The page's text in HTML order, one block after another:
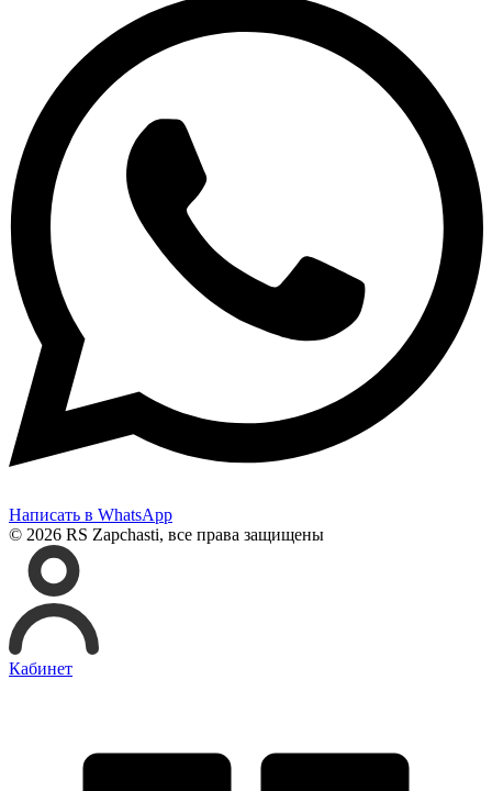
Написать в WhatsApp
© 2026 RS Zapchasti, все права защищены
Кабинет